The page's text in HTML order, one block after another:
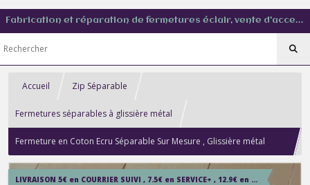
Fabrication et réparation de fermetures éclair, vente d'accessoire couture de tout type
Accueil Zip Séparable
Fermetures séparables à glissière métal
Fermeture en Coton Ecru Séparable Sur Mesure , Glissière métal
laiton brossé , 1 curseur reversible sur mesure
LIVRAISON 5€ en COURRIER SUIVI , 7.5€ en SERVICE+ , 12.9€ en COLISSIMO